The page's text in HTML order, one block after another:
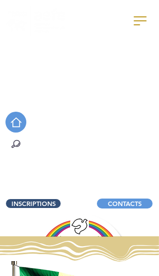
INSCRIPTIONS CONTACTS